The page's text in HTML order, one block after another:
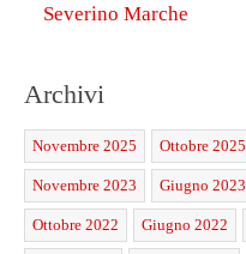
Severino Marche
Archivi
Novembre 2025 Ottobre 2025
Novembre 2023 Giugno 2023
Ottobre 2022 Giugno 2022